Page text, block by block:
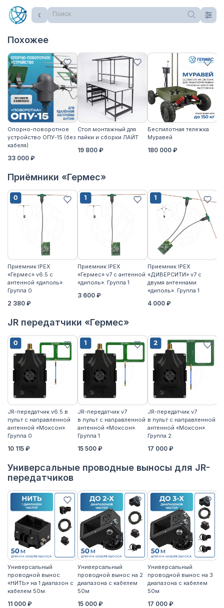
Поиск
Похожее
Опорно-поворотное
устройство ОПУ-15 (без
кабеля)
33 000 ₽
Стол монтажный для
пайки и сборки ЛАЙТ
19 800 ₽
Беспилотная тележка
Муравей
180 000 ₽
Приёмники «Гермес»
Приемник IPEX
«Гермес» v6.5 с
антенной «диполь».
Группа 0
2 380 ₽
Приемник IPEX
«Гермес» v7 с антенной
«диполь». Группа 1
3 600 ₽
Приемник IPEX
«ДИВЕРСИТИ» v7 с
двумя антеннами
«диполь». Группа 1
4 000 ₽
JR передатчики «Гермес»
JR-передатчик v6.5 в
пульт с направленной
антенной «Моксон».
Группа 0
10 115 ₽
JR-передатчик v7
в пульт с направленной
антенной «Моксон».
Группа 1
15 500 ₽
JR-передатчик v7
в пульт с направленной
антенной «Моксон».
Группа 2
17 000 ₽
Универсальные проводные выносы для JR-
передатчиков
Универсальный
проводной вынос
«НИТЬ» на 1 диапазон с
кабелем 50м.
11 000 ₽
Универсальный
проводной вынос на 2
диапазона с кабелем
50м
15 000 ₽
Универсальный
проводной вынос на 3
диапазона с кабелем
50м
17 000 ₽